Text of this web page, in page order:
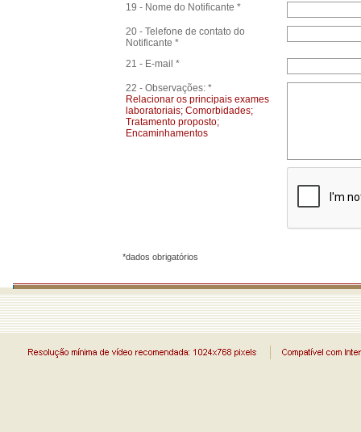
19 - Nome do Notificante *
20 - Telefone de contato do
Notificante *
21 - E-mail *
22 - Observações: *
Relacionar os principais exames
laboratoriais; Comorbidades;
Tratamento proposto;
Encaminhamentos
*dados obrigatórios